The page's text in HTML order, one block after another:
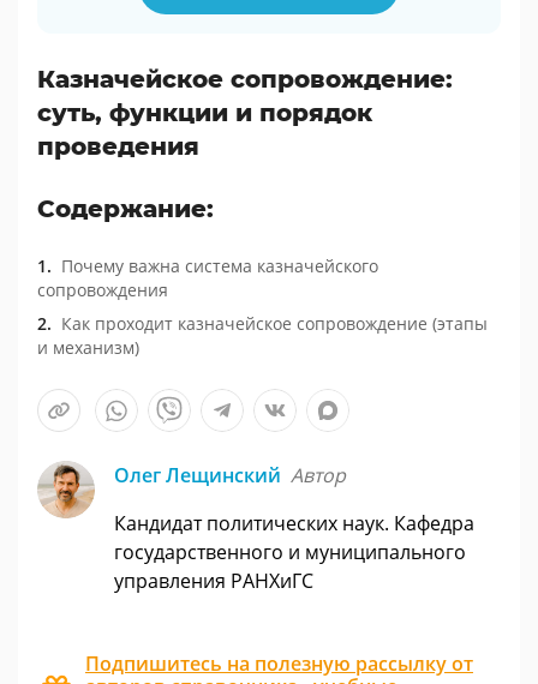
Казначейское сопровождение:
суть, функции и порядок
проведения
Содержание:
Почему важна система казначейского
сопровождения
Как проходит казначейское сопровождение (этапы
и механизм)
Олег Лещинский Автор
Кандидат политических наук. Кафедра
государственного и муниципального
управления РАНХиГС
Подпишитесь на полезную рассылку от